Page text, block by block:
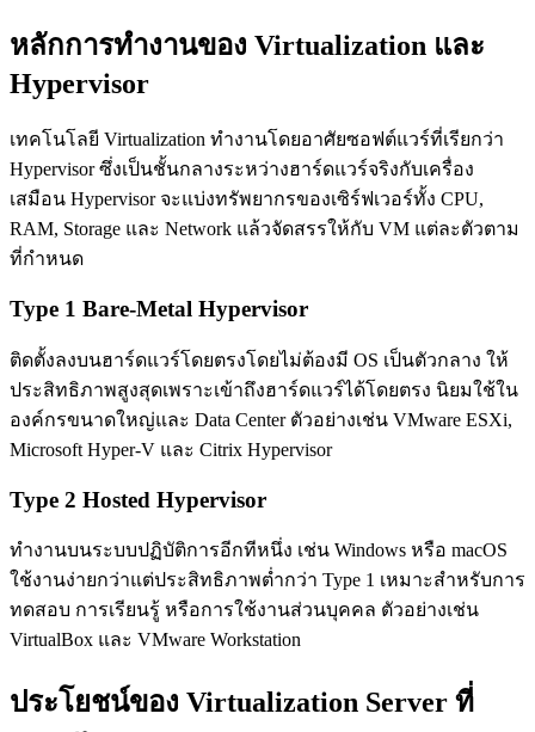
หลักการทำงานของ Virtualization และ
Hypervisor
เทคโนโลยี Virtualization ทำงานโดยอาศัยซอฟต์แวร์ที่เรียกว่า
Hypervisor ซึ่งเป็นชั้นกลางระหว่างฮาร์ดแวร์จริงกับเครื่อง
เสมือน Hypervisor จะแบ่งทรัพยากรของเซิร์ฟเวอร์ทั้ง CPU,
RAM, Storage และ Network แล้วจัดสรรให้กับ VM แต่ละตัวตาม
ที่กำหนด
Type 1 Bare-Metal Hypervisor
ติดตั้งลงบนฮาร์ดแวร์โดยตรงโดยไม่ต้องมี OS เป็นตัวกลาง ให้
ประสิทธิภาพสูงสุดเพราะเข้าถึงฮาร์ดแวร์ได้โดยตรง นิยมใช้ใน
องค์กรขนาดใหญ่และ Data Center ตัวอย่างเช่น VMware ESXi,
Microsoft Hyper-V และ Citrix Hypervisor
Type 2 Hosted Hypervisor
ทำงานบนระบบปฏิบัติการอีกทีหนึ่ง เช่น Windows หรือ macOS
ใช้งานง่ายกว่าแต่ประสิทธิภาพต่ำกว่า Type 1 เหมาะสำหรับการ
ทดสอบ การเรียนรู้ หรือการใช้งานส่วนบุคคล ตัวอย่างเช่น
VirtualBox และ VMware Workstation
ประโยชน์ของ Virtualization Server ที่